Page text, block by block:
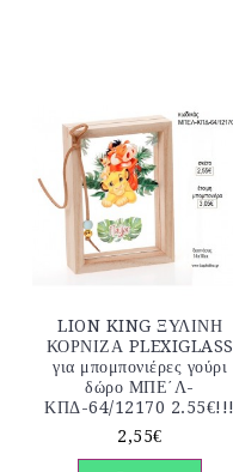
LION KING ΞΥΛΙΝΗ
ΚΟΡΝΙΖΑ PLEXIGLASS
για μπομπονιέρες γούρι
δώρο ΜΠΕ΄Λ-
ΚΠΔ-64/12170 2.55€!!!
2,55€